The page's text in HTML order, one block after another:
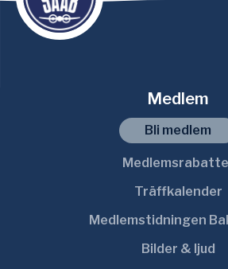
Medlem
Bli medlem
Träffkalender
Medlemstidningen
Bilder & ljud